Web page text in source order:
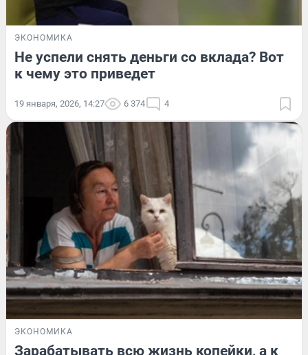
ЭКОНОМИКА
Не успели снять деньги со вклада? Вот
к чему это приведет
19 января, 2026, 14:27 6 374 4
ЭКОНОМИКА
Зарабатывать всю жизнь копейки, а к